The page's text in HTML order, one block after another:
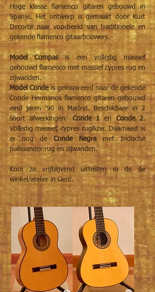
Hoge klasse flamenco gitaren gebouwd in
Spanje. Het ontwerp is gemaakt door Kurt
Decorte naar voorbeeld van traditionele en
gekende flamenco gitaarbouwers.
Model Compasis een volledig massief
gebouwd flamenco met massief cypres rug en
zijwanden.
Model Condeis geïnspireerd naar de gekende
Conde Hermanos flamenco gitaren gebouwd
eind jaren '90 in Madrid. Beschikbaar in 2
soort afwerkingen: Conde 1 enConde 2.
Volledig massief, cypres rug&zw. Daarnaast is
er nog deConde Negramet Indische
palissander rug en zijwanden.
Kom ze vrijblijvend uittesten in de de
winkel/atelier in Gent.